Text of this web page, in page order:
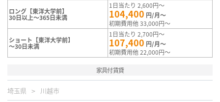
ロング【東洋大学前】
30日以上～365日未満
1日当たり 2,600円～
104,400 円/月～
初期費用他 33,000円～
ショート【東洋大学前】
～30日未満
1日当たり 2,700円～
107,400 円/月～
初期費用他 22,000円～
家具付賃貸
埼玉県 川越市